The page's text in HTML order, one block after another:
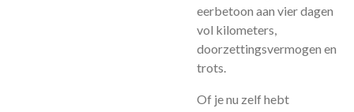
eerbetoon aan vier dagen
vol kilometers,
doorzettingsvermogen en
trots.
Of je nu zelf hebt